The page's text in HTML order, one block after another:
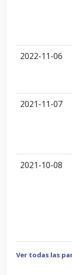
2022-11-06
2021-11-07
2021-10-08
Ver todas las